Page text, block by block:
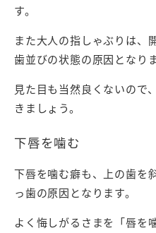
す。
また大人の指しゃぶりは、
歯並びの状態の原因となりま
見た目も当然良くないので
きましょう。
下唇を噛む
下唇を噛む癖も、上の歯を
っ歯の原因となります。
よく悔しがるさまを「唇を